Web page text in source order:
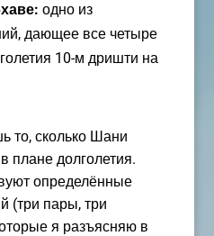
одно из
дающее все четыре
10-м дришти на
то, сколько Шани
плане долголетия.
определённые
(три пары, три
я разъясняю в